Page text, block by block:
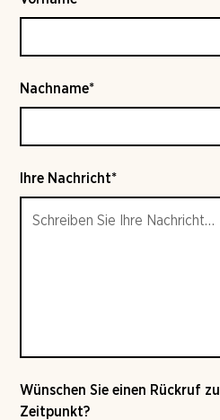
Nachname*
Ihre Nachricht*
Wünschen Sie einen Rückruf
Zeitpunkt?